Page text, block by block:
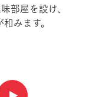
部屋を設け、
みます。